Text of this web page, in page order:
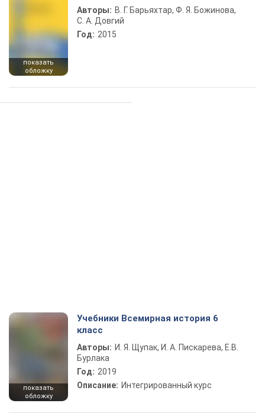
показать
обложку
Авторы: В. Г. Барьяхтар, Ф. Я. Божинова,
С. А. Довгий
Год: 2015
показать
обложку
Учебники Всемирная история 6
класс
Авторы: И. Я. Щупак, И. А. Пискарева, Е.В.
Бурлака
Год: 2019
Описание: Интегрированный курс